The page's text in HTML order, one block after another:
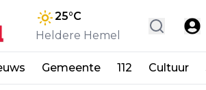
25°C
Heldere Hemel
Gemeente 112 Cultuur